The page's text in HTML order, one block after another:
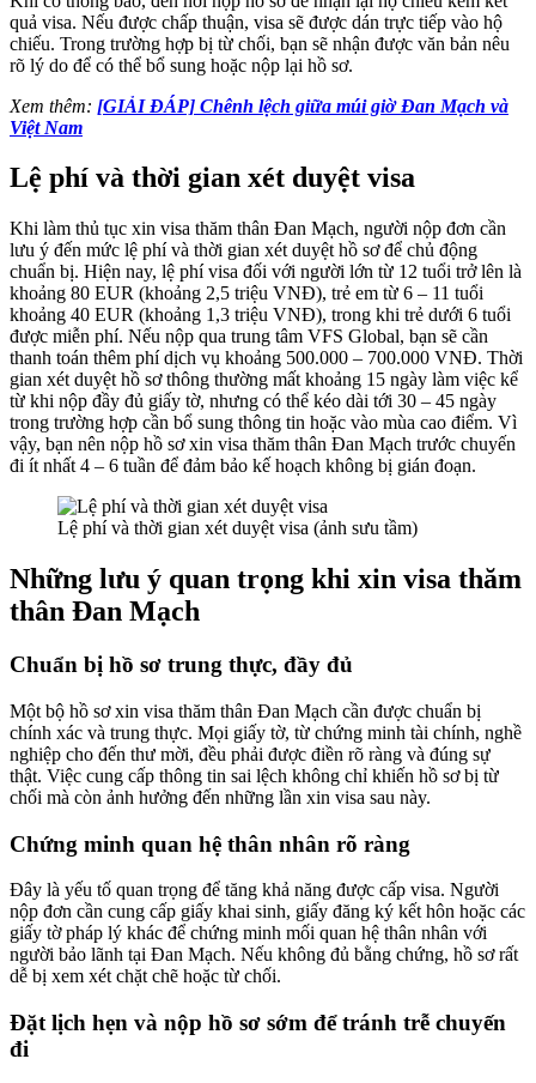
quả visa. Nếu được chấp thuận, visa sẽ được dán trực tiếp vào hộ
chiếu. Trong trường hợp bị từ chối, bạn sẽ nhận được văn bản nêu
rõ lý do để có thể bổ sung hoặc nộp lại hồ sơ.
Xem thêm: [GIẢI ĐÁP] Chênh lệch giữa múi giờ Đan Mạch và
Việt Nam
Lệ phí và thời gian xét duyệt visa
Khi làm thủ tục xin visa thăm thân Đan Mạch, người nộp đơn cần
lưu ý đến mức lệ phí và thời gian xét duyệt hồ sơ để chủ động
chuẩn bị. Hiện nay, lệ phí visa đối với người lớn từ 12 tuổi trở lên là
khoảng 80 EUR (khoảng 2,5 triệu VNĐ), trẻ em từ 6 – 11 tuổi
khoảng 40 EUR (khoảng 1,3 triệu VNĐ), trong khi trẻ dưới 6 tuổi
được miễn phí. Nếu nộp qua trung tâm VFS Global, bạn sẽ cần
thanh toán thêm phí dịch vụ khoảng 500.000 – 700.000 VNĐ. Thời
gian xét duyệt hồ sơ thông thường mất khoảng 15 ngày làm việc kể
từ khi nộp đầy đủ giấy tờ, nhưng có thể kéo dài tới 30 – 45 ngày
trong trường hợp cần bổ sung thông tin hoặc vào mùa cao điểm. Vì
vậy, bạn nên nộp hồ sơ xin visa thăm thân Đan Mạch trước chuyến
đi ít nhất 4 – 6 tuần để đảm bảo kế hoạch không bị gián đoạn.
Lệ phí và thời gian xét duyệt visa (ảnh sưu tầm)
Những lưu ý quan trọng khi xin visa thăm
thân Đan Mạch
Chuẩn bị hồ sơ trung thực, đầy đủ
Một bộ hồ sơ xin visa thăm thân Đan Mạch cần được chuẩn bị
chính xác và trung thực. Mọi giấy tờ, từ chứng minh tài chính, nghề
nghiệp cho đến thư mời, đều phải được điền rõ ràng và đúng sự
thật. Việc cung cấp thông tin sai lệch không chỉ khiến hồ sơ bị từ
chối mà còn ảnh hưởng đến những lần xin visa sau này.
Chứng minh quan hệ thân nhân rõ ràng
Đây là yếu tố quan trọng để tăng khả năng được cấp visa. Người
nộp đơn cần cung cấp giấy khai sinh, giấy đăng ký kết hôn hoặc các
giấy tờ pháp lý khác để chứng minh mối quan hệ thân nhân với
người bảo lãnh tại Đan Mạch. Nếu không đủ bằng chứng, hồ sơ rất
dễ bị xem xét chặt chẽ hoặc từ chối.
Đặt lịch hẹn và nộp hồ sơ sớm để tránh trễ chuyến
đi